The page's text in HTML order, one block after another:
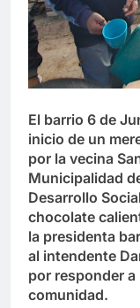
El barrio 6 de
inicio de un
por la vecina
Municipalidad
Desarrollo
chocolate
la presidenta
al intendente
por responder
comunidad.